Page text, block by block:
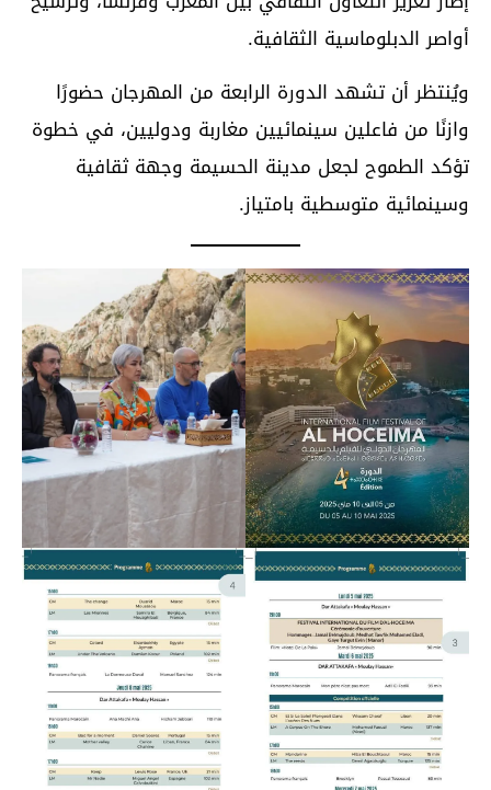
أواصر الدبلوماسية الثقافية.
ويُنتظر أن تشهد الدورة الرابعة من المهرجان حضورًا
وازنًا من فاعلين سينمائيين مغاربة ودوليين، في خطوة
تؤكد الطموح لجعل مدينة الحسيمة وجهة ثقافية
وسينمائية متوسطية بامتياز.